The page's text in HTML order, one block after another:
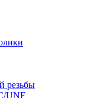
резьбы
UNF